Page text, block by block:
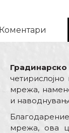
мрежа,
и
мрежа, ова